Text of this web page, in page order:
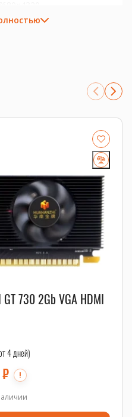
DisplayPort*1
дополнительного
(в зависимости от вида
рендеринге видео, а так
Ниже вы увидите
видеокарты в
730 2Gb VGA HDMI
4 дней)
₽ !